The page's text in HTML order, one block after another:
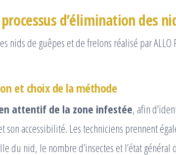
d’élimination des
nids de guêpes et de frelons réalisé par ALLO
et choix de la méthode
attentif de la zone infestée, afin
son accessibilité. Les techniciens prennent
du nid, le nombre d’insectes et l’état général